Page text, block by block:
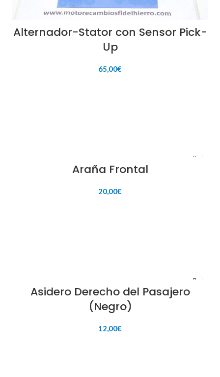
Alternador-Stator con Sensor Pick-
Up
65,00€
Araña Frontal
20,00€
Asidero Derecho del Pasajero
(Negro)
12,00€